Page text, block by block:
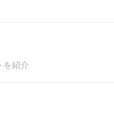
を紹介